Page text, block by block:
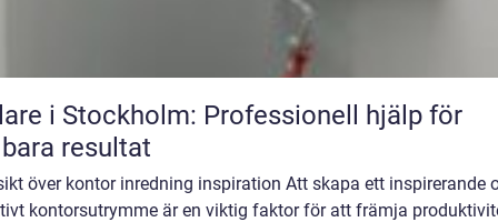
i Stockholm: Professionell hjälp för
resultat
över kontor inredning inspiration Att skapa ett inspirerande
kontorsutrymme är en viktig faktor för att främja